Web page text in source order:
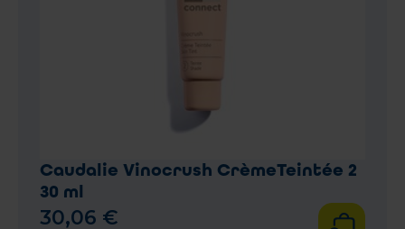
Caudalie Vinocrush CrèmeTeintée 2
30 ml
30,06 €